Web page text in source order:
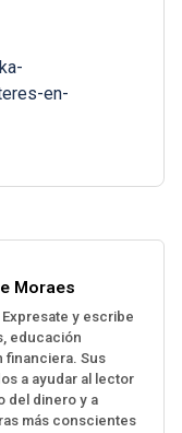
en-
Moraes
y escribe
educación
financiera. Sus
a ayudar al lector
del dinero y a
más conscientes